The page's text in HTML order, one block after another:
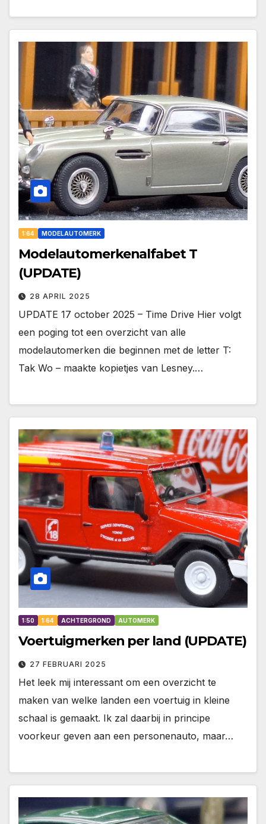
1:64 MODELAUTOMERK
Modelautomerkenalfabet T
(UPDATE)
28 APRIL 2025
UPDATE 17 october 2025 – Time Drive Hier volgt
een poging tot een overzicht van alle
modelautomerken die beginnen met de letter T:
Tak Wo – maakte kopietjes van Lesney.…
1:50 1:64 ACHTERGROND AUTOMERK
Voertuigmerken per land (UPDATE)
27 FEBRUARI 2025
Het leek mij interessant om een overzicht te
maken van welke landen een voertuig in kleine
schaal is gemaakt. Ik zal daarbij in principe
voorkeur geven aan een personenauto, maar…